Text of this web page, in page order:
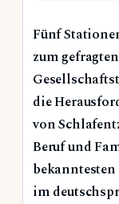
Fünf
zum
die
von
Beruf und
im